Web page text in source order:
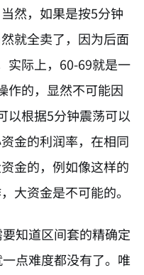
然，如果是按5分钟
就全卖了，因为后面
实际上，60-69就是一
作的，显然不可能因
以根据5分钟震荡可以
金的利润率，在相同
金的，例如像这样的
大资金是不可能的。
知道区间套的精确定
点难度都没有了。唯